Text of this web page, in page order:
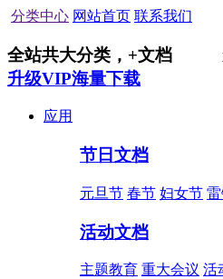
分类中心 网站首页 联系我们
全站共大分类， +文档
升级VIP海量下载
应用
节日文档
元旦节 春节 妇女节 雷
活动文档
主题教育 重大会议 活